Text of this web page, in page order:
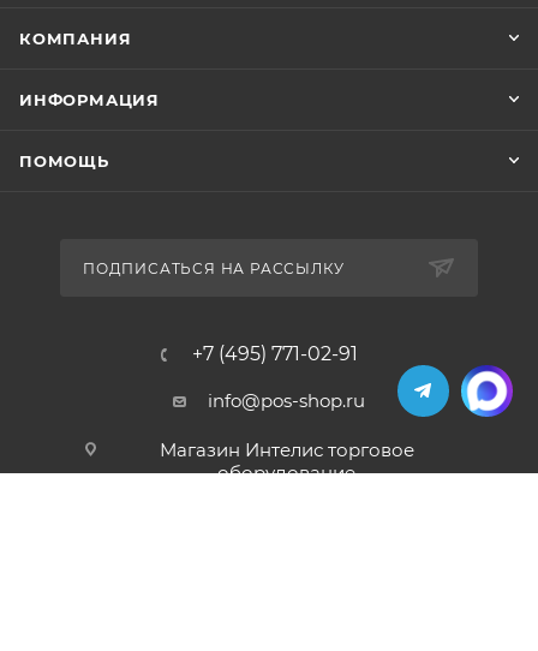
КОМПАНИЯ
ИНФОРМАЦИЯ
ПОМОЩЬ
ПОДПИСАТЬСЯ НА РАССЫЛКУ
+7 (495) 771-02-91
info@pos-shop.ru
Магазин Интелис торговое
оборудование